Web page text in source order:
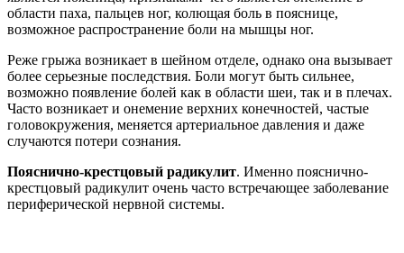
области паха, пальцев ног, колющая боль в пояснице,
возможное распространение боли на мышцы ног.
Реже грыжа возникает в шейном отделе, однако она вызывает
более серьезные последствия. Боли могут быть сильнее,
возможно появление болей как в области шеи, так и в плечах.
Часто возникает и онемение верхних конечностей, частые
головокружения, меняется артериальное давления и даже
случаются потери сознания.
Пояснично-крестцовый радикулит. Именно пояснично-
крестцовый радикулит очень часто встречающее заболевание
периферической нервной системы.